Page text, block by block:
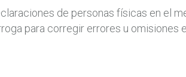
de personas físicas en el
para corregir errores u